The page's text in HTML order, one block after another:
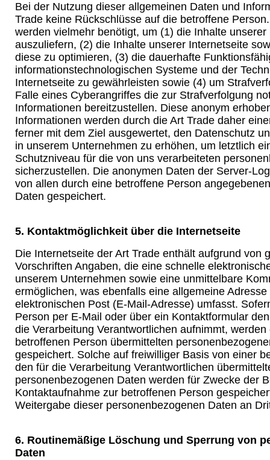
Bei der Nutzung dieser allgemeinen Daten und
Trade keine Rückschlüsse auf die betroffene
werden vielmehr benötigt, um (1) die Inhalte
auszuliefern, (2) die Inhalte unserer Internetseite
diese zu optimieren, (3) die dauerhafte
informationstechnologischen Systeme und der
Internetseite zu gewährleisten sowie (4) um
Falle eines Cyberangriffes die zur Strafverfolgung
Informationen bereitzustellen. Diese anonym
Informationen werden durch die Art Trade daher
ferner mit dem Ziel ausgewertet, den Datenschutz
in unserem Unternehmen zu erhöhen, um letztlich
Schutzniveau für die von uns verarbeiteten
sicherzustellen. Die anonymen Daten der Server-
von allen durch eine betroffene Person
Daten gespeichert.
5. Kontaktmöglichkeit über die Internetseite
Die Internetseite der Art Trade enthält aufgrund von
Vorschriften Angaben, die eine schnelle
unserem Unternehmen sowie eine unmittelbare
ermöglichen, was ebenfalls eine allgemeine
elektronischen Post (E-Mail-Adresse) umfasst.
Person per E-Mail oder über ein Kontaktformular
die Verarbeitung Verantwortlichen aufnimmt, werden
betroffenen Person übermittelten
gespeichert. Solche auf freiwilliger Basis von einer
den für die Verarbeitung Verantwortlichen
personenbezogenen Daten werden für Zwecke der
Kontaktaufnahme zur betroffenen Person
Weitergabe dieser personenbezogenen Daten an
6. Routinemäßige Löschung und Sperrung von
Daten